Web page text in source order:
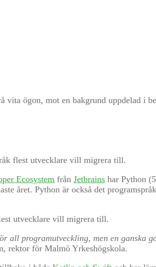
flest utvecklare vill migrera till.
Ecosystem från Jetbrains har Python
året. Python är också det
utvecklare vill migrera till.
all programutveckling, men en ganska
rektor för Malmö Yrkeshögskola.